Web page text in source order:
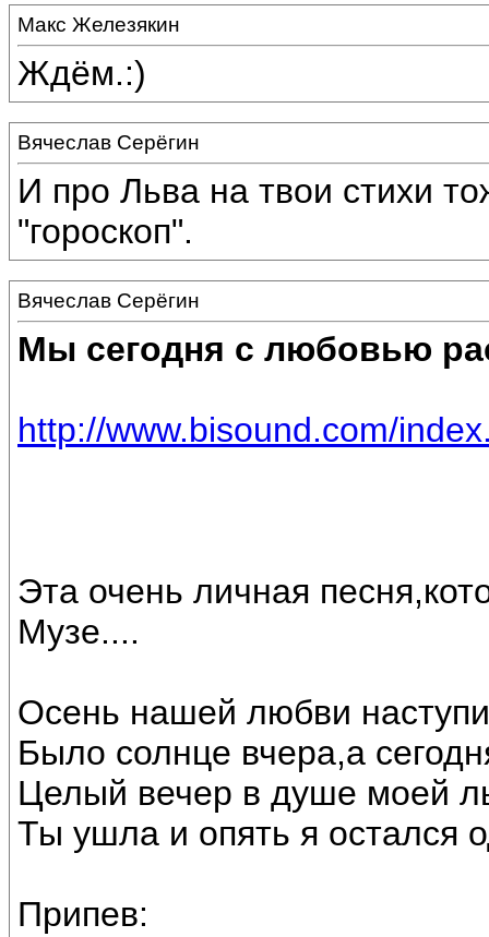
Макс Железякин
Ждём.:)
Вячеслав Серёгин
И про Льва на твои стихи
"гороскоп".
Вячеслав Серёгин
Мы сегодня с любовью
http://www.bisound.com/
Эта очень личная
Музе....
Осень нашей любви
Было солнце вчера,а
Целый вечер в душе моей
Ты ушла и опять я остался
Припев: